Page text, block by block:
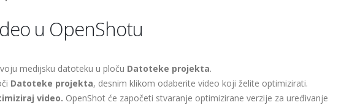
u OpenShotu
medijsku datoteku u ploču Datoteke projekta.
Datoteke projekta, desnim klikom odaberite video koji želite optimizirati.
video. OpenShot će započeti stvaranje optimizirane verzije za uređivanje